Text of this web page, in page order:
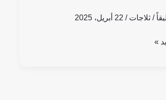
/ثلاجات / 22 أبريل، 2025
»